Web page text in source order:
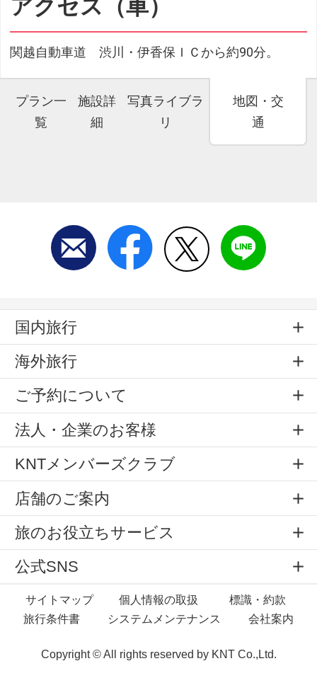
アクセス（車）
関越自動車道 渋川・伊香保ＩＣから約90分。
プラン一
覧
施設詳
細
写真ライブラ
リ
地図・交
通
国内旅行
海外旅行
ご予約について
法人・企業のお客様
KNTメンバーズクラブ
店舗のご案内
旅のお役立ちサービス
公式SNS
サイトマップ 個人情報の取扱
標識・約款
旅行条件書
システムメンテナンス 会社案内
Copyright © All rights reserved by KNT Co.,Ltd.